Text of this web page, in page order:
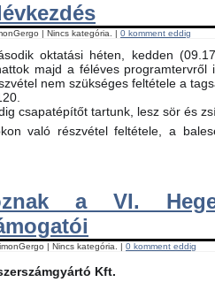
| Nincs kategória. | 0 komment eddig
oktatási héten, kedden
majd a féléves programtervről
nem szükséges feltétele a
csapatépítőt tartunk, lesz sör és
való részvétel feltétele, a
a VI.
| Nincs kategória. | 0 komment eddig
Kft.